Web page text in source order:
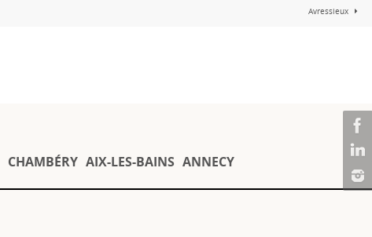
Avressieux
CHAMBÉRY AIX-LES-BAINS ANNECY